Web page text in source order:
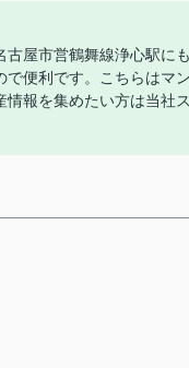
屋市営鶴舞線浄心駅に
便利です。こちらはマ
報を集めたい方は当社